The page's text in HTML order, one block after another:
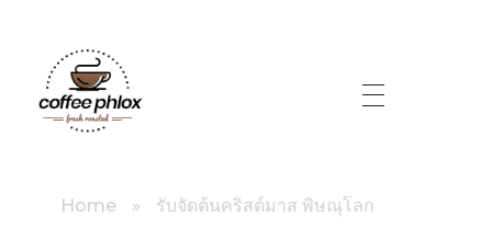
Home » รับจัดต้นคริสต์มาส พิษณุโลก